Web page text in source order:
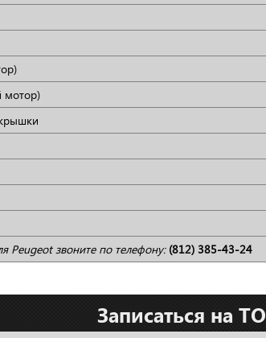
мотор)
Peugeot звоните по телефону:(812) 385-43-24
Записаться на ТО